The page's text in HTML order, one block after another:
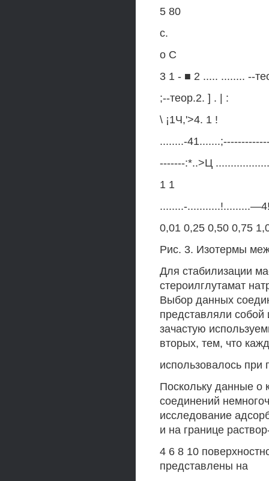
5 80
с.
о С
3 1 - ■ 2 ..... ........ --
;--теор.2. ] . | :
\ ¡1Ч,'>4. 1 !
........-
-------:*..>Ц
1 1
........-
0,01 0,25 0,50 0,75
Рис. 3. Изотермы
Для стабилизации
стероилглутамат
Выбор данных
представляли собой
зачастую
вторых, тем, что
использовалось при
Поскольку данные о
соединений
исследование
и на границе
4 6 8 10
представлены на